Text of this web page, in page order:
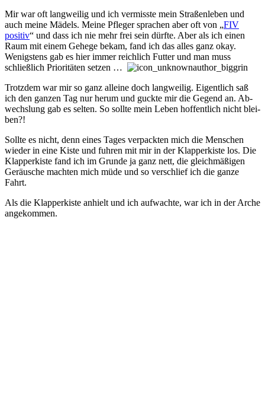
Mir war oft lang­wei­lig und ich ver­misste mein Stra­ßen­le­ben und
auch meine Mä­dels. Meine Pfle­ger sprach­en aber oft von „FIV
positiv“ und dass ich nie mehr frei sein dürf­te. Aber als ich einen
Raum mit ein­em Ge­hege be­kam, fand ich das alles ganz okay.
Wenigs­tens gab es hier immer reich­lich Fut­ter und man muss
schließ­lich Pri­ori­tät­en setz­en …
Trotzdem war mir so ganz all­eine doch lang­wei­lig. Ei­gent­lich saß
ich den ganz­en Tag nur he­rum und guck­te mir die Ge­gend an. Ab­
wechs­lung gab es sel­ten. So soll­te mein Le­ben hoff­ent­lich nicht blei­
ben?!
Sollte es nicht, denn ein­es Ta­ges ver­pack­ten mich die Mensch­en
wie­der in eine Kiste und fuhr­en mit mir in der Klapp­er­kis­te los. Die
Klapp­er­kis­te fand ich im Grun­de ja ganz nett, die gleich­mäß­ig­en
Ge­räu­sche mach­ten mich müde und so ver­schlief ich die ganze
Fahrt.
Als die Klapp­er­kis­te an­hielt und ich auf­wachte, war ich in der Arche
an­ge­kom­men.